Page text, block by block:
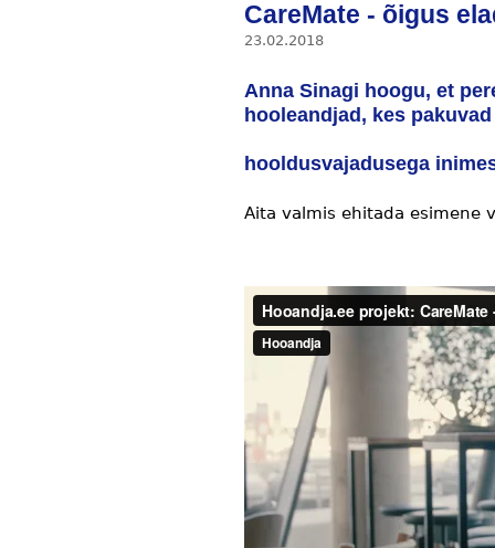
CareMate - õigus
23.02.2018
Anna Sinagi hoogu, et
hooleandjad, kes pakuvad
hooldusvajadusega
Aita valmis ehitada esimene